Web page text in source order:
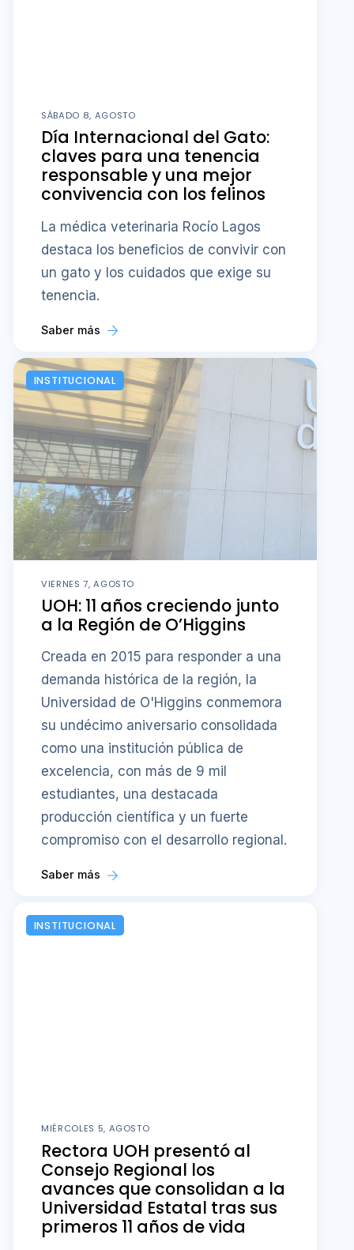
SÁBADO 8, AGOSTO
Día Internacional del Gato:
claves para una tenencia
responsable y una mejor
convivencia con los felinos
La médica veterinaria Rocío Lagos
destaca los beneficios de convivir con
un gato y los cuidados que exige su
tenencia.
Saber más
INSTITUCIONAL
VIERNES 7, AGOSTO
UOH: 11 años creciendo junto
a la Región de O’Higgins
Creada en 2015 para responder a una
demanda histórica de la región, la
Universidad de O'Higgins conmemora
su undécimo aniversario consolidada
como una institución pública de
excelencia, con más de 9 mil
estudiantes, una destacada
producción científica y un fuerte
compromiso con el desarrollo regional.
Saber más
INSTITUCIONAL
MIÉRCOLES 5, AGOSTO
Rectora UOH presentó al
Consejo Regional los
avances que consolidan a la
Universidad Estatal tras sus
primeros 11 años de vida